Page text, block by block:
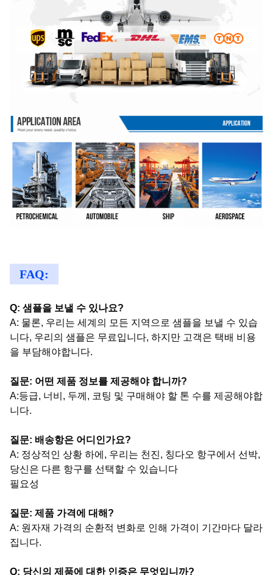
FAQ:
Q: 샘플을 보낼 수 있나요?
A: 물론, 우리는 세계의 모든 지역으로 샘플을 보낼 수 있습
니다, 우리의 샘플은 무료입니다, 하지만 고객은 택배 비용
을 부담해야합니다.
질문: 어떤 제품 정보를 제공해야 합니까?
A:등급, 너비, 두께, 코팅 및 구매해야 할 톤 수를 제공해야합
니다.
질문: 배송항은 어디인가요?
A: 정상적인 상황 하에, 우리는 천진, 칭다오 항구에서 선박,
당신은 다른 항구를 선택할 수 있습니다
필요성
질문: 제품 가격에 대해?
A: 원자재 가격의 순환적 변화로 인해 가격이 기간마다 달라
집니다.
Q: 당신의 제품에 대한 인증은 무엇입니까?